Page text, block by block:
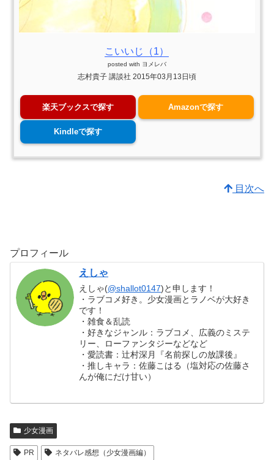
こいいじ（1）
posted with ヨメレバ
志村貴子 講談社 2015年03月13日頃
楽天ブックスで探す Amazonで探す
Kindleで探す
目次へ
プロフィール
えしゃ
えしゃ(@shallot0147)と申します！
・ラブコメ好き。少女漫画とラノベが大好き
です！
・雑食＆乱読
・好きなジャンル：ラブコメ、広義のミステ
リー、ローファンタジーなどなど
・愛読書：辻村深月『名前探しの放課後』
・推しキャラ：佐藤こはる（塩対応の佐藤さ
んが俺にだけ甘い）
少女漫画
PR ネタバレ感想（少女漫画編）